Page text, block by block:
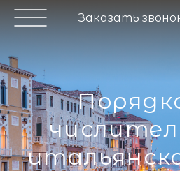
Заказать
порядковые